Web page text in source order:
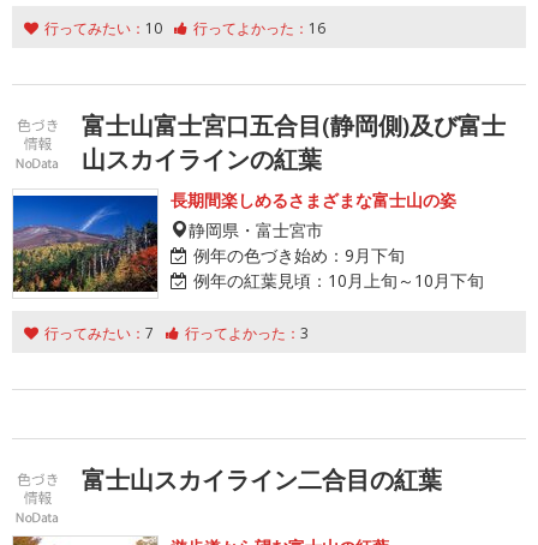
行ってみたい： 10 行ってよかった： 16
富士山富士宮口五合目(静岡側)及び富士
山スカイラインの紅葉
長期間楽しめるさまざまな富士山の姿
静岡県・富士宮市
例年の色づき始め： 9月下旬
例年の紅葉見頃： 10月上旬～10月下旬
行ってみたい： 7 行ってよかった： 3
富士山スカイライン二合目の紅葉